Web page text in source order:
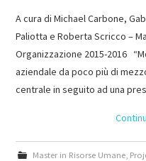
A cura di Michael Carbone,
Paliotta e Roberta Scricco –
Organizzazione 2015-2016
aziendale da poco più di
centrale in seguito ad una
Master in Risorse Umane,